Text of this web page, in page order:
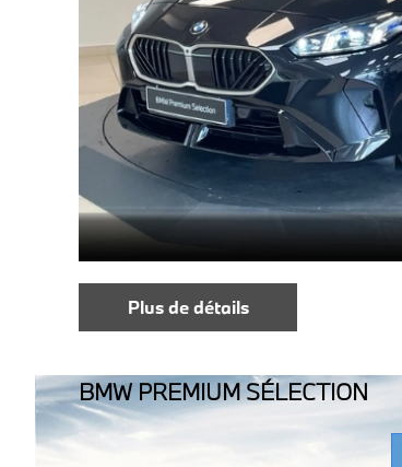
Plus de détails
BMW PREMIUM SÉLECTION